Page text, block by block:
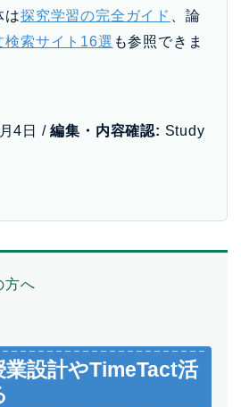
は探究学習の完全ガイド
、論
検索サイト16選 も参照できま
4日 /編集・内容確認: Study
方へ
業設計やTimeTact活